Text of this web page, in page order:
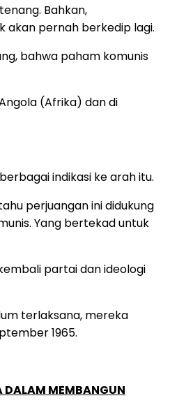
Bahkan,
akan pernah berkedip lagi.
bahwa paham komunis
(Afrika) dan di
indikasi ke arah itu.
perjuangan ini didukung
Yang bertekad untuk
partai dan ideologi
terlaksana, mereka
1965.
DALAM MEMBANGUN